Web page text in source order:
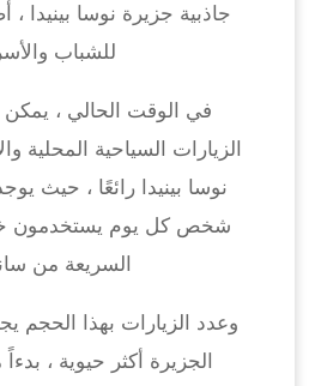
جاذبية جزيرة نوسا بينيدا ،
للشباب
في الوقت الحالي ،
الزيارات السياحية المحلية
شخص كل يوم يستخدمون
السريعة من
وعدد الزيارات بهذا الحجم
الجزيرة أكثر حيوية ،